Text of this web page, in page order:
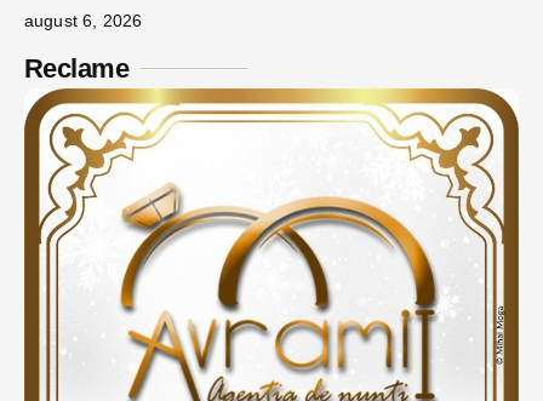
august 6, 2026
Reclame